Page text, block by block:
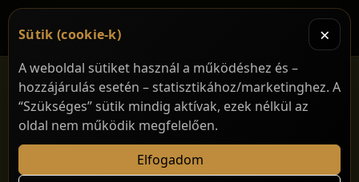
Sütik (cookie-k) ×
A weboldal sütiket használ a működéshez és –
hozzájárulás esetén – statisztikához/marketinghez. A
“Szükséges” sütik mindig aktívak, ezek nélkül az
oldal nem működik megfelelően.
Elfogadom